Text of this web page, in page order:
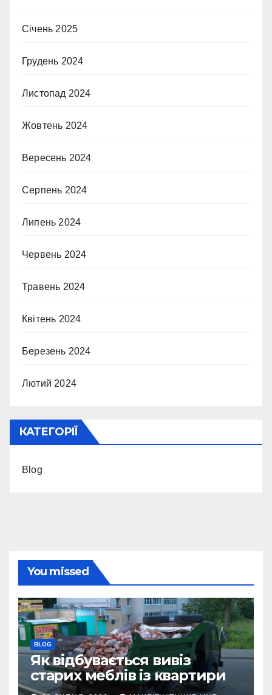
Січень 2025
Грудень 2024
Листопад 2024
Жовтень 2024
Вересень 2024
Серпень 2024
Липень 2024
Червень 2024
Травень 2024
Квітень 2024
Березень 2024
Лютий 2024
КАТЕГОРІЇ
Blog
You missed
BLOG
Як відбувається вивіз
старих меблів із квартири